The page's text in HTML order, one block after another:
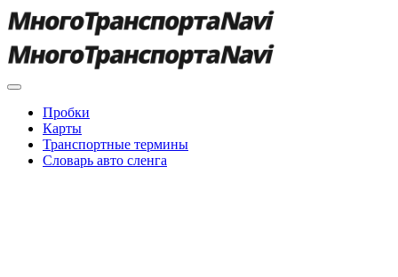
Пробки
Карты
Транспортные термины
Словарь авто сленга